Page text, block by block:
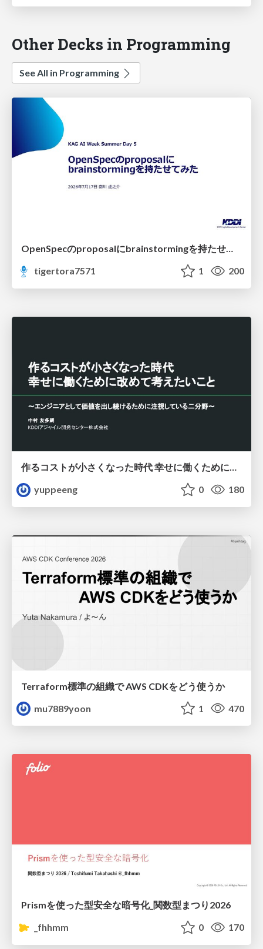
Other Decks in Programming
See All in Programming
tigertora7571
1 200
作るコストが小さくなった時代 幸せに働くために改めて考えたいこと 〜エンジニアとして価値を出し続けるために注視している二分野〜
yuppeeng
0 180
Terraform標準の組織で AWS CDKをどう使うか
mu7889yoon
1 470
Prismを使った型安全な暗号化_関数型まつり2026
_fhhmm
0 170